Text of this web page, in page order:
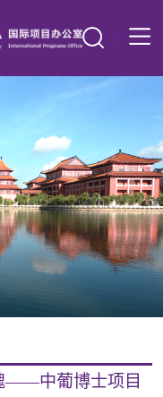
——中葡博士项目